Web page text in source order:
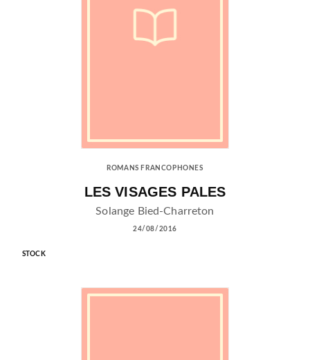
ROMANS FRANCOPHONES
LES VISAGES PALES
Solange Bied-Charreton
24/08/2016
STOCK